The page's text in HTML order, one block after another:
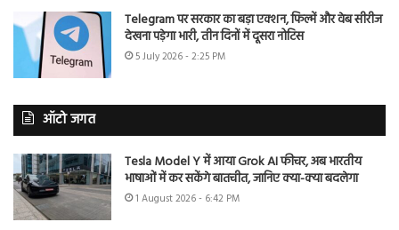
Telegram पर सरकार का बड़ा एक्शन, फिल्में और वेब सीरीज
देखना पड़ेगा भारी, तीन दिनों में दूसरा नोटिस
5 July 2026 - 2:25 PM
ऑटो जगत
Tesla Model Y में आया Grok AI फीचर, अब भारतीय
भाषाओं में कर सकेंगे बातचीत, जानिए क्या-क्या बदलेगा
1 August 2026 - 6:42 PM